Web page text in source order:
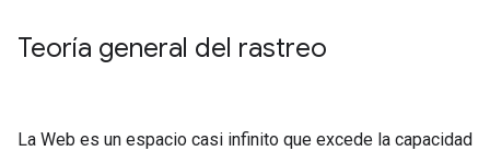
Teoría general del rastreo
La Web es un espacio casi infinito que excede la capacidad